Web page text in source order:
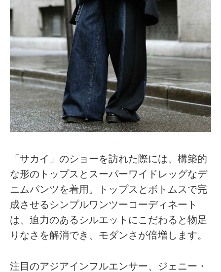
「サカイ」のショーを訪れた際には、構築的
な形のトップスとスーパーワイドレッグなデ
ニムパンツを着用。トップスとボトムスで完
成させるシンプルワンツーコーディネート
は、迫力のあるシルエットにこだわると物足
りなさを解消でき、モダンさが倍増します。
注目のアジアインフルエンサー、ジェニー・